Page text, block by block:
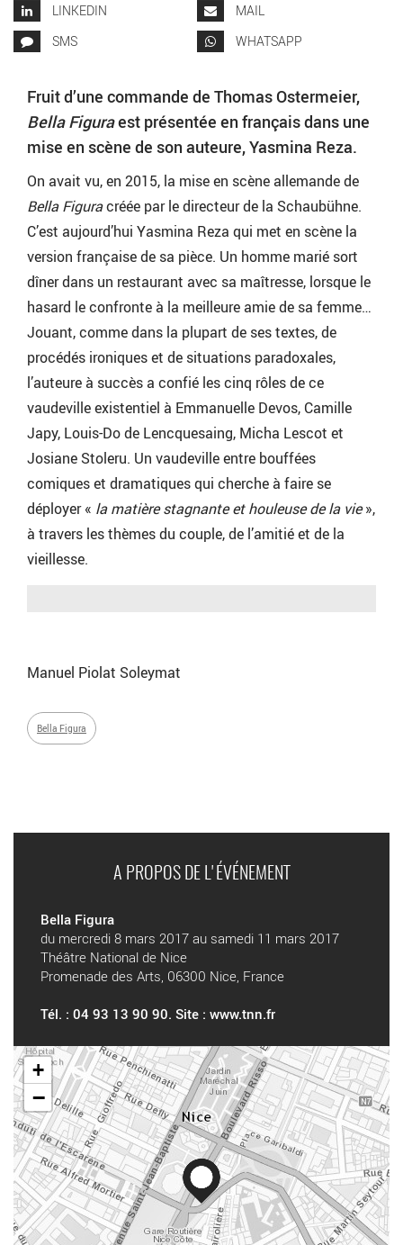
LINKEDIN
MAIL
SMS
WHATSAPP
Fruit d’une commande de Thomas Ostermeier,
Bella Figuraest présentée en français dans une
mise en scène de son auteure, Yasmina Reza.
On avait vu, en 2015, la mise en scène allemande de
Bella Figuracréée par le directeur de la Schaubühne.
C’est aujourd’hui Yasmina Reza qui met en scène la
version française de sa pièce. Un homme marié sort
dîner dans un restaurant avec sa maîtresse, lorsque le
hasard le confronte à la meilleure amie de sa femme…
Jouant, comme dans la plupart de ses textes, de
procédés ironiques et de situations paradoxales,
l’auteure à succès a confié les cinq rôles de ce
vaudeville existentiel à Emmanuelle Devos, Camille
Japy, Louis-Do de Lencquesaing, Micha Lescot et
Josiane Stoleru. Un vaudeville entre bouffées
comiques et dramatiques qui cherche à faire se
déployer « la matière stagnante et houleuse de la vie»,
à travers les thèmes du couple, de l’amitié et de la
vieillesse.
Manuel Piolat Soleymat
Bella Figura
A PROPOS DE L'ÉVÉNEMENT
Bella Figura
du mercredi 8 mars 2017 au samedi 11 mars 2017
Théâtre National de Nice
Promenade des Arts, 06300 Nice, France
Tél. : 04 93 13 90 90. Site : www.tnn.fr
+
−